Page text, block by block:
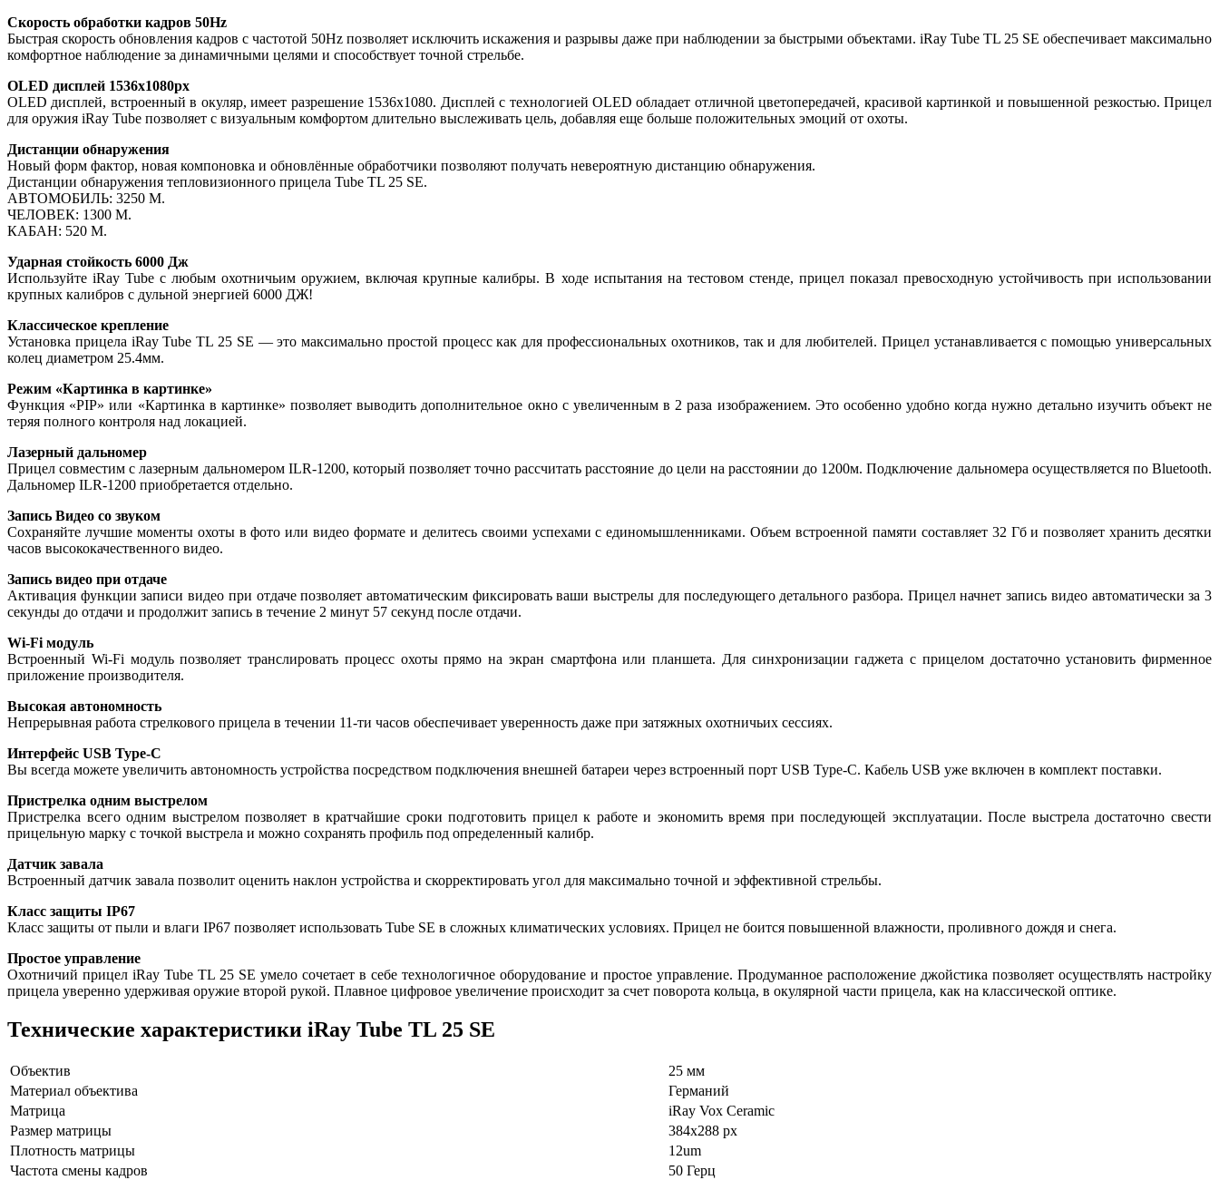
Скорость обработки кадров 50Hz
Быстрая скорость обновления кадров с частотой 50Hz позволяет исключить искажения и разрывы даже при наблюдении за быстрыми объектами. iRay Tube TL 25 SE обеспечивает максимально
комфортное наблюдение за динамичными целями и способствует точной стрельбе.
OLED дисплей 1536x1080px
OLED дисплей, встроенный в окуляр, имеет разрешение 1536x1080. Дисплей с технологией OLED обладает отличной цветопередачей, красивой картинкой и повышенной резкостью. Прицел
для оружия iRay Tube позволяет с визуальным комфортом длительно выслеживать цель, добавляя еще больше положительных эмоций от охоты.
Дистанции обнаружения
Новый форм фактор, новая компоновка и обновлённые обработчики позволяют получать невероятную дистанцию обнаружения.
Дистанции обнаружения тепловизионного прицела Tube TL 25 SE.
АВТОМОБИЛЬ: 3250 М.
ЧЕЛОВЕК: 1300 М.
КАБАН: 520 М.
Ударная стойкость 6000 Дж
Используйте iRay Tube с любым охотничьим оружием, включая крупные калибры. В ходе испытания на тестовом стенде, прицел показал превосходную устойчивость при использовании
крупных калибров с дульной энергией 6000 ДЖ!
Классическое крепление
Установка прицела iRay Tube TL 25 SE — это максимально простой процесс как для профессиональных охотников, так и для любителей. Прицел устанавливается с помощью универсальных
колец диаметром 25.4мм.
Режим «Картинка в картинке»
Функция «PIP» или «Картинка в картинке» позволяет выводить дополнительное окно с увеличенным в 2 раза изображением. Это особенно удобно когда нужно детально изучить объект не
теряя полного контроля над локацией.
Лазерный дальномер
Прицел совместим с лазерным дальномером ILR-1200, который позволяет точно рассчитать расстояние до цели на расстоянии до 1200м. Подключение дальномера осуществляется по Bluetooth.
Дальномер ILR-1200 приобретается отдельно.
Запись Видео со звуком
Сохраняйте лучшие моменты охоты в фото или видео формате и делитесь своими успехами с единомышленниками. Объем встроенной памяти составляет 32 Гб и позволяет хранить десятки
часов высококачественного видео.
Запись видео при отдаче
Активация функции записи видео при отдаче позволяет автоматическим фиксировать ваши выстрелы для последующего детального разбора. Прицел начнет запись видео автоматически за 3
секунды до отдачи и продолжит запись в течение 2 минут 57 секунд после отдачи.
Wi-Fi модуль
Встроенный Wi-Fi модуль позволяет транслировать процесс охоты прямо на экран смартфона или планшета. Для синхронизации гаджета с прицелом достаточно установить фирменное
приложение производителя.
Высокая автономность
Непрерывная работа стрелкового прицела в течении 11-ти часов обеспечивает уверенность даже при затяжных охотничьих сессиях.
Интерфейс USB Type-C
Вы всегда можете увеличить автономность устройства посредством подключения внешней батареи через встроенный порт USB Type-C. Кабель USB уже включен в комплект поставки.
Пристрелка одним выстрелом
Пристрелка всего одним выстрелом позволяет в кратчайшие сроки подготовить прицел к работе и экономить время при последующей эксплуатации. После выстрела достаточно свести
прицельную марку с точкой выстрела и можно сохранять профиль под определенный калибр.
Датчик завала
Встроенный датчик завала позволит оценить наклон устройства и скорректировать угол для максимально точной и эффективной стрельбы.
Класс защиты IP67
Класс защиты от пыли и влаги IP67 позволяет использовать Tube SE в сложных климатических условиях. Прицел не боится повышенной влажности, проливного дождя и снега.
Простое управление
Охотничий прицел iRay Tube TL 25 SE умело сочетает в себе технологичное оборудование и простое управление. Продуманное расположение джойстика позволяет осуществлять настройку
прицела уверенно удерживая оружие второй рукой. Плавное цифровое увеличение происходит за счет поворота кольца, в окулярной части прицела, как на классической оптике.
Технические характеристики iRay Tube TL 25 SE
Объектив
25 мм
Материал объектива
Германий
Матрица
iRay Vox Ceramic
Размер матрицы
384x288 px
Плотность матрицы
12um
Частота смены кадров
50 Герц